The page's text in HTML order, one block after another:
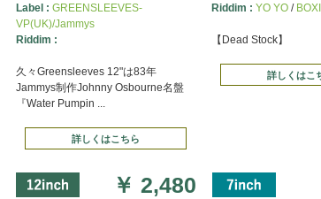
Label : GREENSLEEVES-
VP(UK)/Jammys
Riddim :
久々Greensleeves 12"は83年
Jammys制作Johnny Osbourne名盤
『Water Pumpin ...
詳しくはこちら
￥ 2,480
Riddim : YO YO/
【Dead Stock】
詳しくはこ